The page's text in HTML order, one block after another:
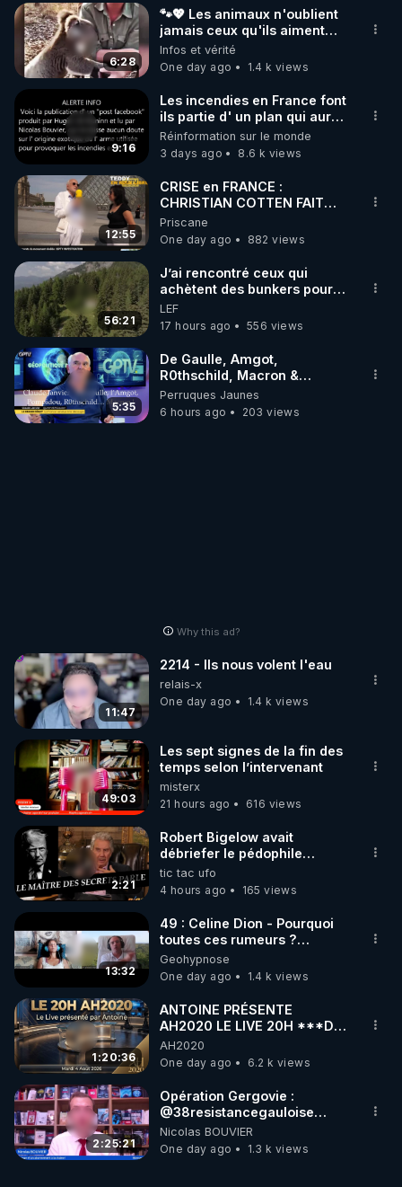
▶ 30 jours gratuit sur l’application de méditation et
de bien-être ENVOL :
Rendez-vous sur https://www.envol.app/code
le code : REGENERE
6:28
🐾💖 Les animaux n'oublient
jamais ceux qu'ils aiment…
🥹❤️
Infos et vérité
One day ago
1.4 k views
9:16
Les incendies en France font
ils partie d' un plan qui aurait
débuté le 11 septembre 2001
?
Réinformation sur le monde
3 days ago
8.6 k views
12:55
CRISE en FRANCE :
CHRISTIAN COTTEN FAIT
une étrange découverte
Priscane
One day ago
882 views
56:21
J’ai rencontré ceux qui
achètent des bunkers pour
survivre à la fin du monde
LEF
17 hours ago
556 views
5:35
De Gaulle, Amgot,
R0thschild, Macron &
Pompidou… Macron Claude
Janvier, GPTV, 18 X 2024
Perruques Jaunes
6 hours ago
203 views
Why this ad?
11:47
2214 - Ils nous volent l'eau
relais-x
One day ago
1.4 k views
49:03
Les sept signes de la fin des
temps selon l’intervenant
misterx
21 hours ago
616 views
2:21
Robert Bigelow avait
débriefer le pédophile
génocidaire de donald j
trump
tic tac ufo
4 hours ago
165 views
13:32
49 : Celine Dion - Pourquoi
toutes ces rumeurs ?
Enquête sous hypnose
Geohypnose
One day ago
1.4 k views
1:20:36
ANTOINE PRÉSENTE
AH2020 LE LIVE 20H ***DU
04/08/2026*** 📷LE
GRAND RÉVEIL EST EN
MARCHE 📷
AH2020
One day ago
6.2 k views
2:25:21
Opération Gergovie :
‪@38resistancegauloise‬
‪@MarionSigautOfficiel‬
‪@gladysriifard5710‬ Laëtitia
Nicolas BOUVIER
One day ago
1.3 k views